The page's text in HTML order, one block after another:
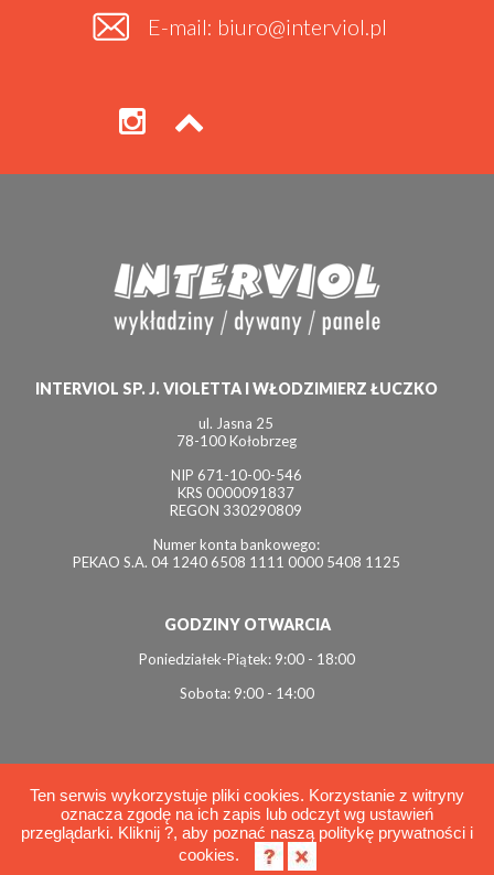
E-mail: biuro@interviol.pl
INTERVIOL SP. J. VIOLETTA I WŁODZIMIERZ ŁUCZKO
ul. Jasna 25
78-100 Kołobrzeg
NIP 671-10-00-546
KRS 0000091837
REGON 330290809
Numer konta bankowego:
PEKAO S.A. 04 1240 6508 1111 0000 5408 1125
GODZINY OTWARCIA
Poniedziałek-Piątek: 9:00 - 18:00
Sobota: 9:00 - 14:00
© 2026 Interviol
Polityka cookies
Ten serwis wykorzystuje pliki cookies. Korzystanie z witryny
oznacza zgodę na ich zapis lub odczyt wg ustawień
przeglądarki. Kliknij ?, aby poznać naszą politykę prywatności i
cookies.